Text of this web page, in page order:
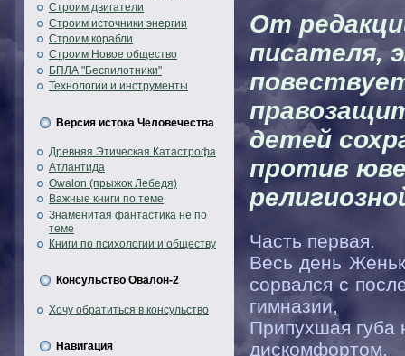
Строим двигатели
Строим источники энергии
Строим корабли
Строим Новое общество
БПЛА "Беспилотники"
Технологии и инструменты
Версия истока Человечества
Древняя Этическая Катастрофа
Атлантида
Owalon (прыжок Лебедя)
Важные книги по теме
Знаменитая фантастика не по
теме
Книги по психологии и обществу
Консульство Овалон-2
Хочу обратиться в консульство
Навигация
От
писателя,
детей
против
Часть первая.
Весь день
сорвался с
гимназии,
Припухшая губа